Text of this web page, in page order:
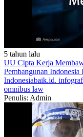
5 tahun lalu
UU Cipta Kerja
Pembangunan Indonesia
Indonesiabaik.id.
omnibus law
Penulis: Admin